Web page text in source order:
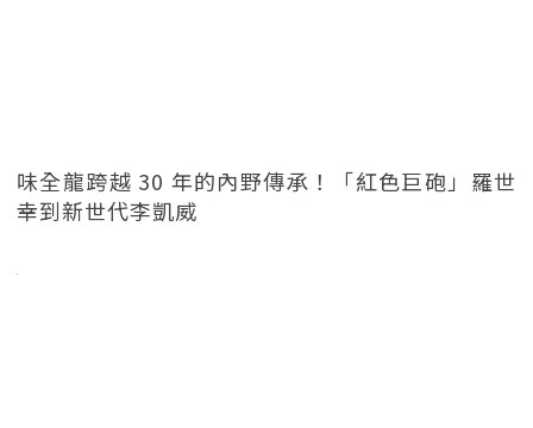
味全龍跨越 30 年的內野傳承！「紅色巨砲」羅世
幸到新世代李凱威